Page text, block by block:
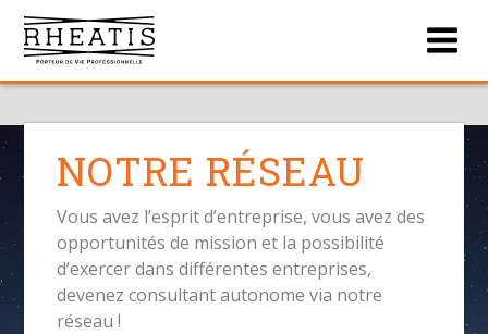
NOTRE RÉSEAU
Vous avez l’esprit d’entreprise, vous avez des
opportunités de mission et la possibilité
d’exercer dans différentes entreprises,
devenez consultant autonome via notre
réseau !